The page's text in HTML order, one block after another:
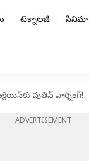
టెక్నాలజీ సినిమా
పుతిన్‌ వార్నింగ్‌!
ADVERTISEMENT